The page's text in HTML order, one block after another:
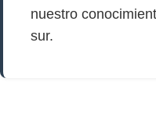
nuestro
sur.